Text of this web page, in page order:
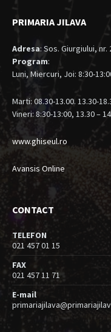
PRIMARIA JILAVA
Adresa: Sos. Giurgiului,
Program:
Luni, Miercuri, Joi: 8:30-
Marti: 08.30-13.00. 13.30-
Vineri: 8:30-13:00, 13.30 –
www.ghiseul.ro
Avansis Online
CONTACT
TELEFON
021 457 01 15
FAX
021 457 11 71
E-mail